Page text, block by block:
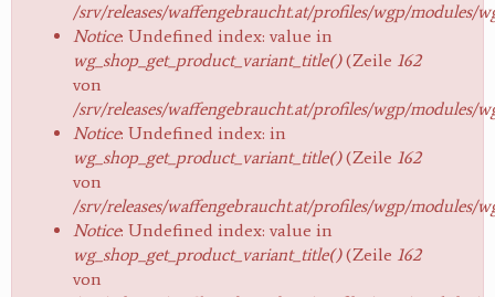
/srv/releases/waffengebraucht.at/profiles/wgp/modules/
Notice: Undefined index: value in
wg_shop_get_product_variant_title()(Zeile 162
von
/srv/releases/waffengebraucht.at/profiles/wgp/modules/
Notice: Undefined index: in
wg_shop_get_product_variant_title()(Zeile 162
von
/srv/releases/waffengebraucht.at/profiles/wgp/modules/
Notice: Undefined index: value in
wg_shop_get_product_variant_title()(Zeile 162
von